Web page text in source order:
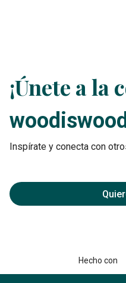
¡Únete a la
woodiswood
Inspírate y conecta con
Hecho con